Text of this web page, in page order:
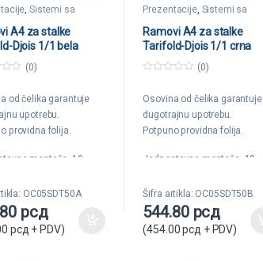
,Sistemi sa
A4 za stalke
Djois 1/1 bela
(0)
od čelika garantuje
upotrebu.
providna folija.
montaža. 10
OC05SDT50A
рсд
рсд + PDV)
Prezentacije, Sistemi sa
Ramovi A4 za stalke
Tarifold-Djois 1/1 crna
u
o
f
5
(0)
Osovina od čelika garantuje
dugotrajnu upotrebu.
Potpuno providna folija.
Jednostavna montaža. 10
Šifra artikla: OC05SDT50B
544.80 рсд
(454.00рсд + PDV)